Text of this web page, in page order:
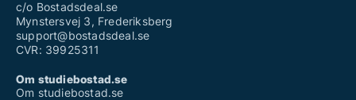
c/o Bostadsdeal.se
Mynstersvej 3, Frederiksberg
support@bostadsdeal.se
CVR: 39925311
Om studiebostad.se
Om studiebostad.se